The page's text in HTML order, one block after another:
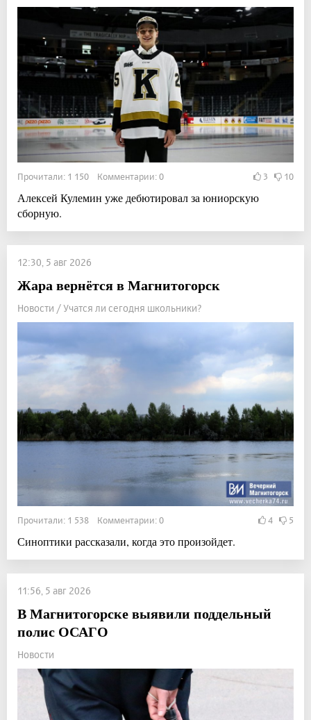
Прочитали: 1 150 Комментарии: 0 3 10
Алексей Кулемин уже дебютировал за юниорскую
сборную.
12:30, 5 авг 2026
Жара вернётся в Магнитогорск
Новости / Учатся ли сегодня школьники?
Прочитали: 1 538 Комментарии: 0 4 5
Синоптики рассказали, когда это произойдет.
11:56, 5 авг 2026
В Магнитогорске выявили поддельный
полис ОСАГО
Новости